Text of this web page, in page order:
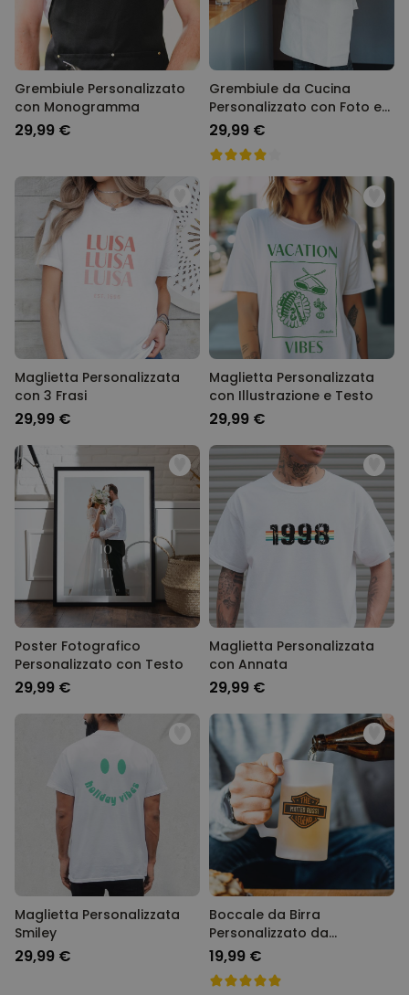
Grembiule Personalizzato
con Monogramma
29,99 €
Grembiule da Cucina
Personalizzato con Foto e
Testo
29,99 €
Maglietta Personalizzata
con 3 Frasi
29,99 €
Maglietta Personalizzata
con Illustrazione e Testo
29,99 €
Poster Fotografico
Personalizzato con Testo
29,99 €
Maglietta Personalizzata
con Annata
29,99 €
Maglietta Personalizzata
Smiley
29,99 €
Boccale da Birra
Personalizzato da
Motociclista
19,99 €